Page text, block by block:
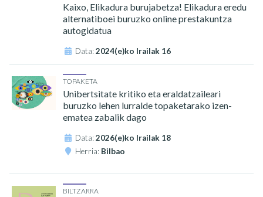
Kaixo, Elikadura burujabetza! Elikadura eredu
alternatiboei buruzko online prestakuntza
autogidatua
Data:2024(e)ko Irailak 16
TOPAKETA
Unibertsitate kritiko eta eraldatzaileari
buruzko lehen lurralde topaketarako izen-
ematea zabalik dago
Data:2026(e)ko Irailak 18
Herria: Bilbao
BILTZARRA